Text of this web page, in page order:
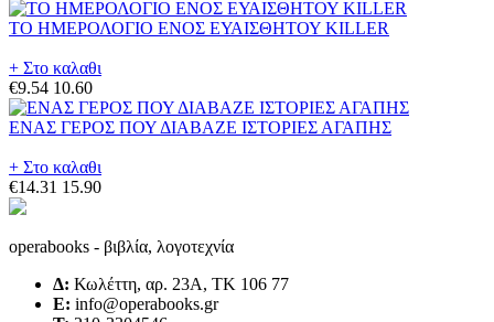
ΤΟ ΗΜΕΡΟΛΟΓΙΟ ΕΝΟΣ ΕΥΑΙΣΘΗΤΟΥ KILLER
+ Στο καλαθι
€9.54 10.60
ΕΝΑΣ ΓΕΡΟΣ ΠΟΥ ΔΙΑΒΑΖΕ ΙΣΤΟΡΙΕΣ ΑΓΑΠΗΣ
+ Στο καλαθι
€14.31 15.90
operabooks - βιβλία, λογοτεχνία
Δ: Κωλέττη, αρ. 23Α, ΤΚ 106 77
E: info@operabooks.gr